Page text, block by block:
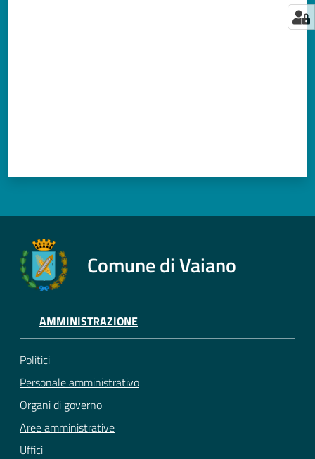
Comune di Vaiano
AMMINISTRAZIONE
Politici
Personale amministrativo
Organi di governo
Aree amministrative
Uffici